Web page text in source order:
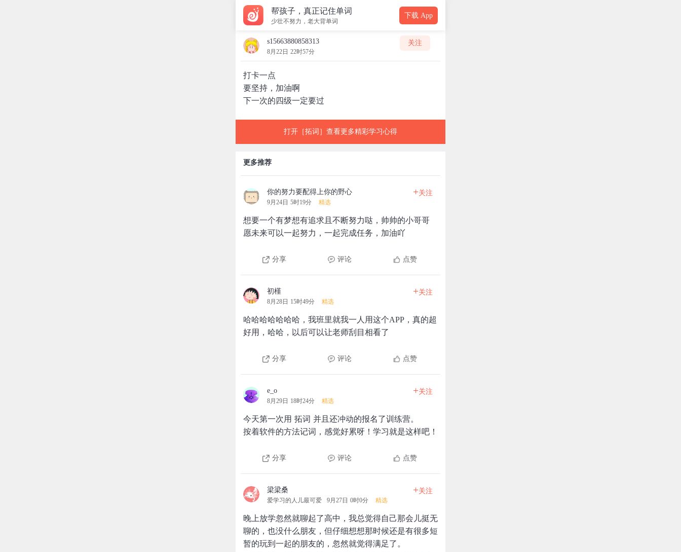
帮孩子，真正记住单词
少壮不努力，老大背单词
下载 App
s15663880858313
8月22日 22时57分
关注
打卡一点
要坚持，加油啊
下一次的四级一定要过
打开［拓词］查看更多精彩学习心得
更多推荐
你的努力要配得上你的野心
9月24日 5时19分 精选
+关注
想要一个有梦想有追求且不断努力哒，帅帅的小哥哥
愿未来可以一起努力，一起完成任务，加油吖
分享 评论 点赞
初槿
8月28日 15时49分 精选
+关注
哈哈哈哈哈哈哈，我班里就我一人用这个APP，真的超
好用，哈哈，以后可以让老师刮目相看了
分享 评论 点赞
e_o
8月29日 18时24分 精选
+关注
今天第一次用 拓词 并且还冲动的报名了训练营。
按着软件的方法记词，感觉好累呀！学习就是这样吧！
分享 评论 点赞
梁梁桑
爱学习的人儿最可爱 9月27日 0时0分 精选
+关注
晚上放学忽然就聊起了高中，我总觉得自己那会儿挺无
聊的，也没什么朋友，但仔细想想那时候还是有很多短
暂的玩到一起的朋友的，忽然就觉得满足了。